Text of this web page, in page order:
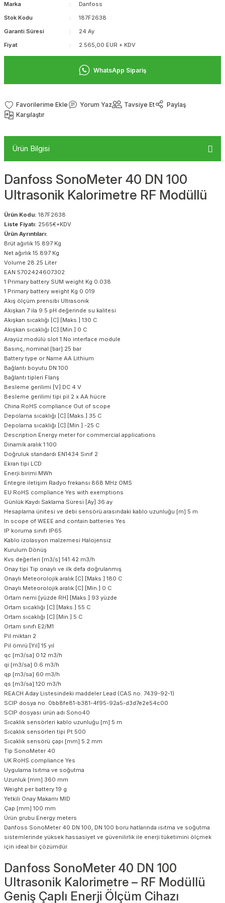
Marka
Danfoss
Stok Kodu
187F2638
Garanti Süresi
24 Ay
Fiyat
2.565,00 EUR + KDV
WhatsApp Sipariş
Yorum Yaz Tavsiye Et
Paylaş
Karşılaştır
Ürün Bilgisi
Danfoss SonoMeter 40 DN 100
Ultrasonik Kalorimetre RF Modüllü
Ürün Kodu: 187F2638
Liste Fiyatı: 2565€+KDV
Ürün Ayrıntıları:
Brüt ağırlık 15.897 Kg
Net ağırlık 15.897 Kg
Volume 28.25 Liter
EAN 5702424607302
1 Primary battery SUM weight Kg 0.038
1 Primary battery weight Kg 0.019
Akış ölçüm prensibi Ultrasonik
Akışkan 7 ila 9.5 pH değerinde su kalitesi
Akışkan sıcaklığı [C] [Maks.] 130 C
Akışkan sıcaklığı [C] [Min.] 0 C
Arayüz modülü slot 1 No interface module
Basınç, nominal [bar] 25 bar
Battery type or Name AA Lithium
Bağlantı boyutu DN 100
Bağlantı tipleri Flanş
Besleme gerilimi [V] DC 4 V
Besleme gerilimi tipi pil 2 x AA hücre
China RoHS compliance Out of scope
Depolama sıcaklığı [C] [Maks.] 35 C
Depolama sıcaklığı [C] [Min.] -25 C
Description Energy meter for commercial applications
Dinamik aralık 1:100
Doğruluk standardı EN1434 Sınıf 2
Ekran tipi LCD
Enerji birimi MWh
Entegre iletişim Radyo frekansı 868 MHz OMS
EU RoHS compliance Yes with exemptions
Günlük Kaydı Saklama Süresi [Ay] 36 ay
Hesaplama ünitesi ve debi sensörü arasındaki kablo uzunluğu [m] 5 m
In scope of WEEE and contain batteries Yes
IP koruma sınıfı IP65
Kablo izolasyon malzemesi Halojensiz
Kurulum Dönüş
Kvs değerleri [m3/s] 141.42 m3/h
Onay tipi Tip onaylı ve ilk defa doğrulanmış
Onaylı Meteorolojik aralık [C] [Maks.] 180 C
Onaylı Meteorolojik aralık [C] [Min.] 0 C
Ortam nemi [yüzde RH] [Maks.] 93 yüzde
Ortam sıcaklığı [C] [Maks.] 55 C
Ortam sıcaklığı [C] [Min.] 5 C
Ortam sınıfı E2/M1
Pil miktarı 2
Pil ömrü [Yıl] 15 yıl
qc [m3/sa] 0.12 m3/h
qi [m3/sa] 0.6 m3/h
qp [m3/sa] 60 m3/h
qs [m3/sa] 120 m3/h
REACH Aday Listesindeki maddeler Lead (CAS no. 7439-92-1)
SCIP dosya no. 0bb8fe81-b381-4f95-92a5-d3d7e2e54c00
SCIP dosyası ürün adı Sono40
Sıcaklık sensörleri kablo uzunluğu [m] 5 m
Sıcaklık sensörleri tipi Pt 500
Sıcaklık sensörü çapı [mm] 5.2 mm
Tip SonoMeter 40
UK RoHS compliance Yes
Uygulama Isıtma ve soğutma
Uzunluk [mm] 360 mm
Weight per battery 19 g
Yetkili Onay Makamı MID
Çap [mm] 100 mm
Ürün grubu Energy meters
Danfoss SonoMeter 40 DN 100, DN 100 boru hatlarında ısıtma ve soğutma
sistemlerinde yüksek hassasiyet ve güvenilirlik ile enerji tüketimini ölçmek
için ideal bir çözümdür.
Danfoss SonoMeter 40 DN 100
Ultrasonik Kalorimetre – RF Modüllü
Geniş Çaplı Enerji Ölçüm Cihazı